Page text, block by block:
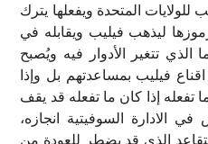
للولايات المتحدة ويفعلها يترك
ليذهب فيليب ويقابله في
الذي تتغير الأدوار فيه ويُصبح
فيليب بمساعدتهم بل وإذا
تفعله إذا كان ما تفعله قد يقف
الادارة السوفيتية انجازه،
الذي قد يضطر للعودة من